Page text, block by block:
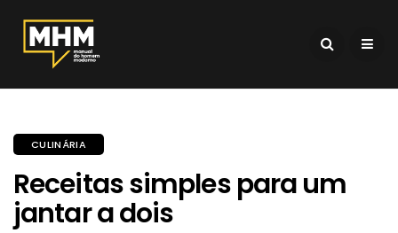
CULINÁRIA
Receitas simples para um
jantar a dois